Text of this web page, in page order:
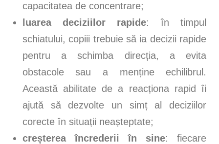
capacitatea de concentrare;
luarea deciziilor rapide: în timpul
schiatului, copiii trebuie să ia decizii rapide
pentru a schimba direcția, a evita
obstacole sau a menține echilibrul.
Această abilitate de a reacționa rapid îi
ajută să dezvolte un simț al deciziilor
corecte în situații neașteptate;
creșterea încrederii în sine: fiecare